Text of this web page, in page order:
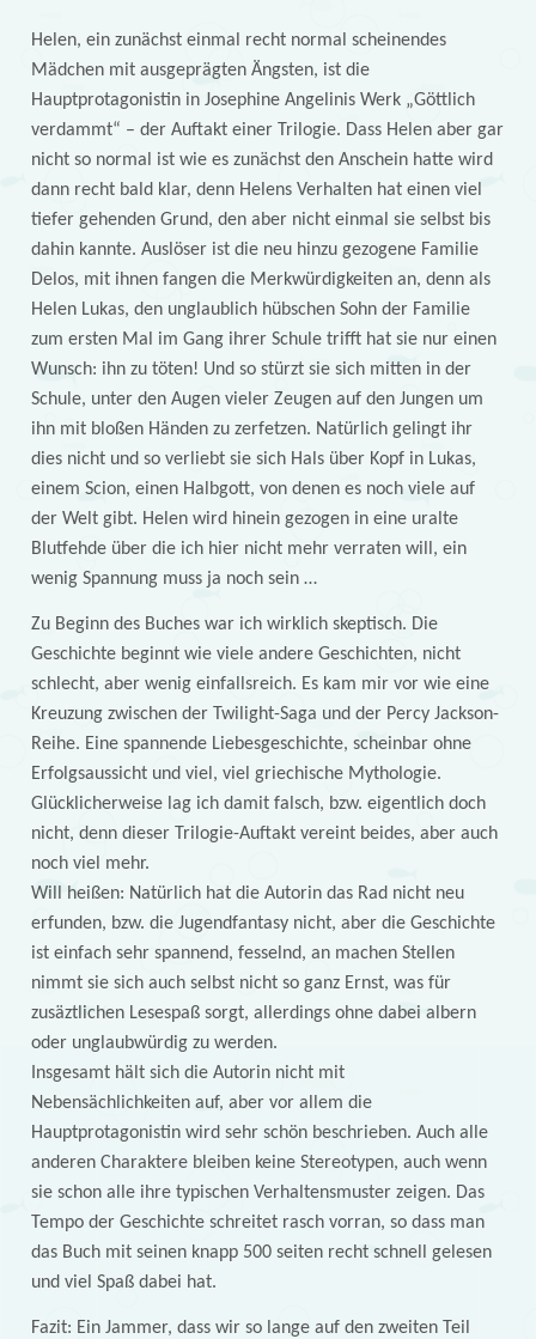
Helen, ein zunächst einmal recht normal scheinendes
Mädchen mit ausgeprägten Ängsten, ist die
Hauptprotagonistin in Josephine Angelinis Werk „Göttlich
verdammt“ – der Auftakt einer Trilogie. Dass Helen aber gar
nicht so normal ist wie es zunächst den Anschein hatte wird
dann recht bald klar, denn Helens Verhalten hat einen viel
tiefer gehenden Grund, den aber nicht einmal sie selbst bis
dahin kannte. Auslöser ist die neu hinzu gezogene Familie
Delos, mit ihnen fangen die Merkwürdigkeiten an, denn als
Helen Lukas, den unglaublich hübschen Sohn der Familie
zum ersten Mal im Gang ihrer Schule trifft hat sie nur einen
Wunsch: ihn zu töten! Und so stürzt sie sich mitten in der
Schule, unter den Augen vieler Zeugen auf den Jungen um
ihn mit bloßen Händen zu zerfetzen. Natürlich gelingt ihr
dies nicht und so verliebt sie sich Hals über Kopf in Lukas,
einem Scion, einen Halbgott, von denen es noch viele auf
der Welt gibt. Helen wird hinein gezogen in eine uralte
Blutfehde über die ich hier nicht mehr verraten will, ein
wenig Spannung muss ja noch sein …
Zu Beginn des Buches war ich wirklich skeptisch. Die
Geschichte beginnt wie viele andere Geschichten, nicht
schlecht, aber wenig einfallsreich. Es kam mir vor wie eine
Kreuzung zwischen der Twilight-Saga und der Percy Jackson-
Reihe. Eine spannende Liebesgeschichte, scheinbar ohne
Erfolgsaussicht und viel, viel griechische Mythologie.
Glücklicherweise lag ich damit falsch, bzw. eigentlich doch
nicht, denn dieser Trilogie-Auftakt vereint beides, aber auch
noch viel mehr.
Will heißen: Natürlich hat die Autorin das Rad nicht neu
erfunden, bzw. die Jugendfantasy nicht, aber die Geschichte
ist einfach sehr spannend, fesselnd, an machen Stellen
nimmt sie sich auch selbst nicht so ganz Ernst, was für
zusäztlichen Lesespaß sorgt, allerdings ohne dabei albern
oder unglaubwürdig zu werden.
Insgesamt hält sich die Autorin nicht mit
Nebensächlichkeiten auf, aber vor allem die
Hauptprotagonistin wird sehr schön beschrieben. Auch alle
anderen Charaktere bleiben keine Stereotypen, auch wenn
sie schon alle ihre typischen Verhaltensmuster zeigen. Das
Tempo der Geschichte schreitet rasch vorran, so dass man
das Buch mit seinen knapp 500 seiten recht schnell gelesen
und viel Spaß dabei hat.
Fazit: Ein Jammer, dass wir so lange auf den zweiten Teil